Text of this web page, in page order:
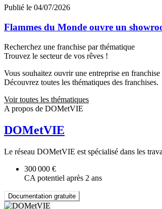
Publié le 04/07/2026
Flammes du Monde ouvre un
Recherchez une franchise par thématique
Trouvez le secteur de vos rêves !
Vous souhaitez ouvrir une entreprise en
Découvrez toutes les thématiques des franchises.
Voir toutes les thématiques
A propos de DOMetVIE
DOMetVIE
Le réseau DOMetVIE est spécialisé dans les
300 000 €
CA potentiel après 2 ans
Documentation gratuite